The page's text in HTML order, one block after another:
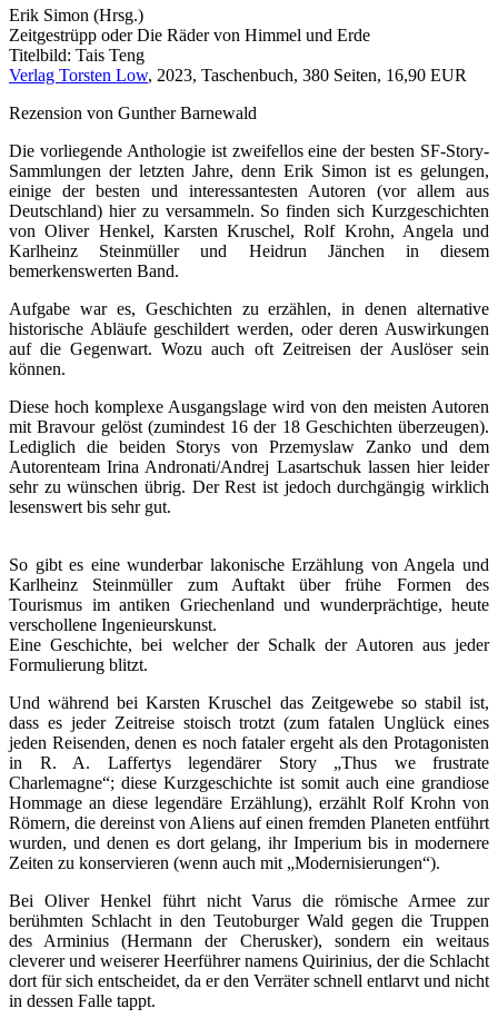
Erik Simon (Hrsg.)
Zeitgestrüpp oder Die Räder von Himmel und Erde
Titelbild: Tais Teng
Verlag Torsten Low, 2023, Taschenbuch, 380 Seiten, 16,90 EUR
Rezension von Gunther Barnewald
Die vorliegende Anthologie ist zweifellos eine der besten SF-Story-
Sammlungen der letzten Jahre, denn Erik Simon ist es gelungen,
einige der besten und interessantesten Autoren (vor allem aus
Deutschland) hier zu versammeln. So finden sich Kurzgeschichten
von Oliver Henkel, Karsten Kruschel, Rolf Krohn, Angela und
Karlheinz Steinmüller und Heidrun Jänchen in diesem
bemerkenswerten Band.
Aufgabe war es, Geschichten zu erzählen, in denen alternative
historische Abläufe geschildert werden, oder deren Auswirkungen
auf die Gegenwart. Wozu auch oft Zeitreisen der Auslöser sein
können.
Diese hoch komplexe Ausgangslage wird von den meisten Autoren
mit Bravour gelöst (zumindest 16 der 18 Geschichten überzeugen).
Lediglich die beiden Storys von Przemyslaw Zanko und dem
Autorenteam Irina Andronati/Andrej Lasartschuk lassen hier leider
sehr zu wünschen übrig. Der Rest ist jedoch durchgängig wirklich
lesenswert bis sehr gut.
So gibt es eine wunderbar lakonische Erzählung von Angela und
Karlheinz Steinmüller zum Auftakt über frühe Formen des
Tourismus im antiken Griechenland und wunderprächtige, heute
verschollene Ingenieurskunst.
Eine Geschichte, bei welcher der Schalk der Autoren aus jeder
Formulierung blitzt.
Und während bei Karsten Kruschel das Zeitgewebe so stabil ist,
dass es jeder Zeitreise stoisch trotzt (zum fatalen Unglück eines
jeden Reisenden, denen es noch fataler ergeht als den Protagonisten
in R. A. Laffertys legendärer Story „Thus we frustrate
Charlemagne“; diese Kurzgeschichte ist somit auch eine grandiose
Hommage an diese legendäre Erzählung), erzählt Rolf Krohn von
Römern, die dereinst von Aliens auf einen fremden Planeten entführt
wurden, und denen es dort gelang, ihr Imperium bis in modernere
Zeiten zu konservieren (wenn auch mit „Modernisierungen“).
Bei Oliver Henkel führt nicht Varus die römische Armee zur
berühmten Schlacht in den Teutoburger Wald gegen die Truppen
des Arminius (Hermann der Cherusker), sondern ein weitaus
cleverer und weiserer Heerführer namens Quirinius, der die Schlacht
dort für sich entscheidet, da er den Verräter schnell entlarvt und nicht
in dessen Falle tappt.